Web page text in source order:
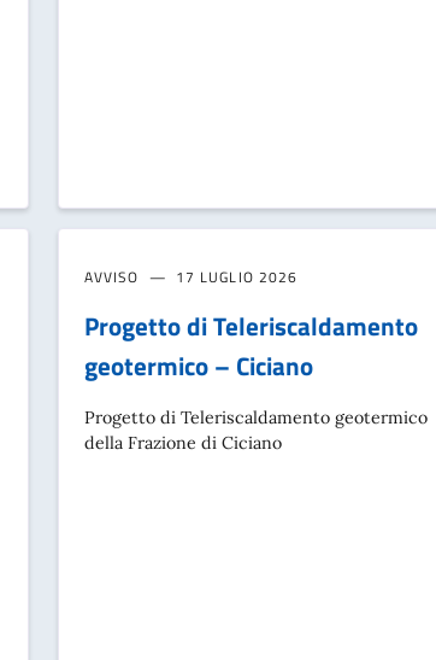
AVVISO 17 LUGLIO 2026
Progetto di Teleriscaldamento
geotermico – Ciciano
Progetto di Teleriscaldamento geotermico
della Frazione di Ciciano